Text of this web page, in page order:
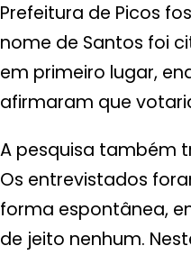
Prefeitura de Picos
nome de Santos foi
em primeiro lugar,
afirmaram que
A pesquisa também
Os entrevistados
forma espontânea,
de jeito nenhum.